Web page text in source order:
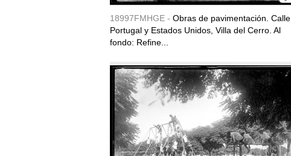
18997FMHGE - Obras de pavimentación. Calle
Portugal y Estados Unidos, Villa del Cerro. Al
fondo: Refine...